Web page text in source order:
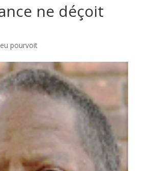
ne déçoit
pourvoit